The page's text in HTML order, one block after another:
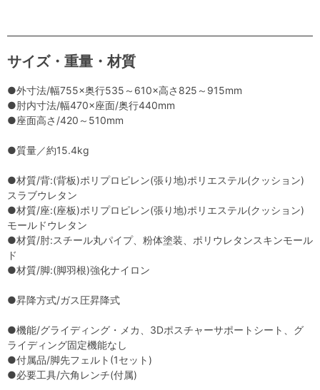
サイズ・重量・材質
●外寸法/幅755×奥行535～610×高さ825～915mm
●肘内寸法/幅470×座面/奥行440mm
●座面高さ/420～510mm
●質量／約15.4kg
●材質/背:(背板)ポリプロピレン(張り地)ポリエステル(クッション)
スラブウレタン
●材質/座:(座板)ポリプロピレン(張り地)ポリエステル(クッション)
モールドウレタン
●材質/肘:スチール丸パイプ、粉体塗装、ポリウレタンスキンモール
ド
●材質/脚:(脚羽根)強化ナイロン
●昇降方式/ガス圧昇降式
●機能/グライディング・メカ、3Dポスチャーサポートシート、グ
ライディング固定機能なし
●付属品/脚先フェルト(1セット)
●必要工具/六角レンチ(付属)